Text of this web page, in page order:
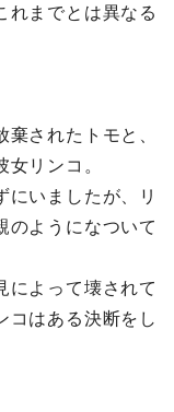
れまでとは異なる
されたトモと、
リンコ。
にいましたが、リ
のようになついて
によって壊されて
コはある決断をし